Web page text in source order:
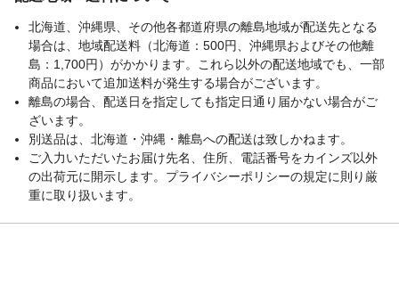
北海道、沖縄県、その他各都道府県の離島地域が配送先となる
場合は、地域配送料（北海道：500円、沖縄県およびその他離
島：1,700円）がかかります。これら以外の配送地域でも、一部
商品において追加送料が発生する場合がございます。
離島の場合、配送日を指定しても指定日通り届かない場合がご
ざいます。
別送品は、北海道・沖縄・離島への配送は致しかねます。
ご入力いただいたお届け先名、住所、電話番号をカインズ以外
の出荷元に開示します。プライバシーポリシーの規定に則り厳
重に取り扱います。